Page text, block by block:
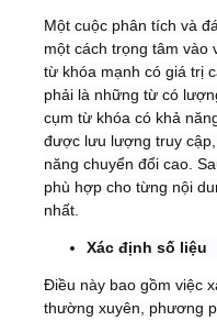
Một cuộc phân tích và
một cách trọng tâm vào
từ khóa mạnh có giá trị
phải là những từ có
cụm từ khóa có khả
được lưu lượng truy
năng chuyển đổi cao.
phù hợp cho từng nội
nhất.
Xác định số liệu
Điều này bao gồm việc
thường xuyên, phương